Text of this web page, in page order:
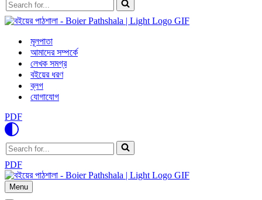
for...
মূলপাতা
আমাদের সম্পর্কে
লেখক সমগ্র
বইয়ের ধরণ
ব্লগ
যোগাযোগ
PDF
Search
for...
PDF
Menu
Navigation